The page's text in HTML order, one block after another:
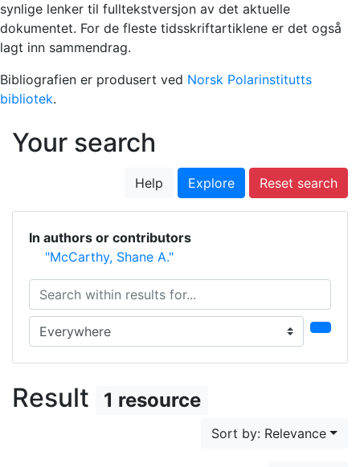
synlige lenker til fulltekstversjon av det aktuelle
dokumentet. For de fleste tidsskriftartiklene er det også
lagt inn sammendrag.
Bibliografien er produsert ved Norsk Polarinstitutts
bibliotek.
Your search
Help Explore Reset search
In authors or contributors
"McCarthy, Shane A."
Search within results for...
Search in...
Result 1 resource
Sort by: Relevance